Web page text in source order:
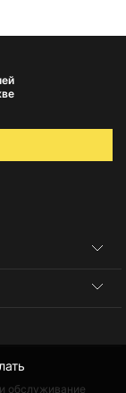
обслуживание